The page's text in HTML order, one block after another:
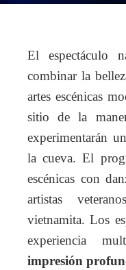
El espectáculo
combinar la
artes escénicas
sitio de la
experimentarán
la cueva. El
escénicas con
artistas
vietnamita. Los
experiencia
impresión